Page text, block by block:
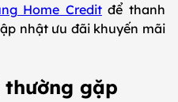
Home Creditđể thanh
nhật ưu đãi khuyến mãi
thường gặp